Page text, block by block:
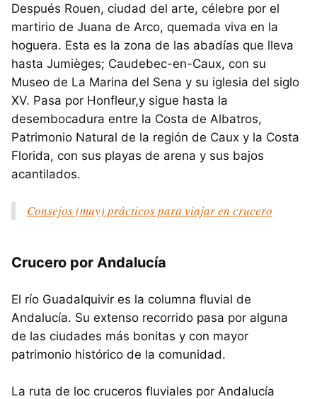
Después Rouen, ciudad del arte, célebre por el
martirio de Juana de Arco, quemada viva en la
hoguera. Esta es la zona de las abadías que lleva
hasta Jumièges; Caudebec-en-Caux, con su
Museo de La Marina del Sena y su iglesia del siglo
XV. Pasa por Honfleur,y sigue hasta la
desembocadura entre la Costa de Albatros,
Patrimonio Natural de la región de Caux y la Costa
Florida, con sus playas de arena y sus bajos
acantilados.
Consejos (muy) prácticos para viajar en crucero
Crucero por Andalucía
El río Guadalquivir es la columna fluvial de
Andalucía. Su extenso recorrido pasa por alguna
de las ciudades más bonitas y con mayor
patrimonio histórico de la comunidad.
La ruta de loc cruceros fluviales por Andalucía